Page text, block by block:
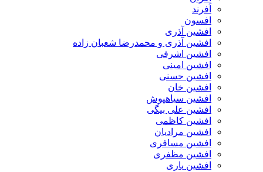
اَفرند
افسون
افشین آذری
افشین آذری و محمدرضا شعبان زاده
افشین اشرفی
افشین امینی
افشین حسنی
افشین خان
افشین سیاهپوش
افشین علی بیگی
افشین کاظمی
افشین مرادیان
افشین مسافری
افشین مظفری
افشین یاری